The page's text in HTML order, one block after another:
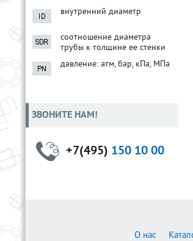
внутренний диаметр
соотношение диаметра
трубы к толщине ее стенки
давление: атм, бар, кПа, МПа
ЗВОНИТЕ НАМ!
+7(495) 150 10 00
О нас